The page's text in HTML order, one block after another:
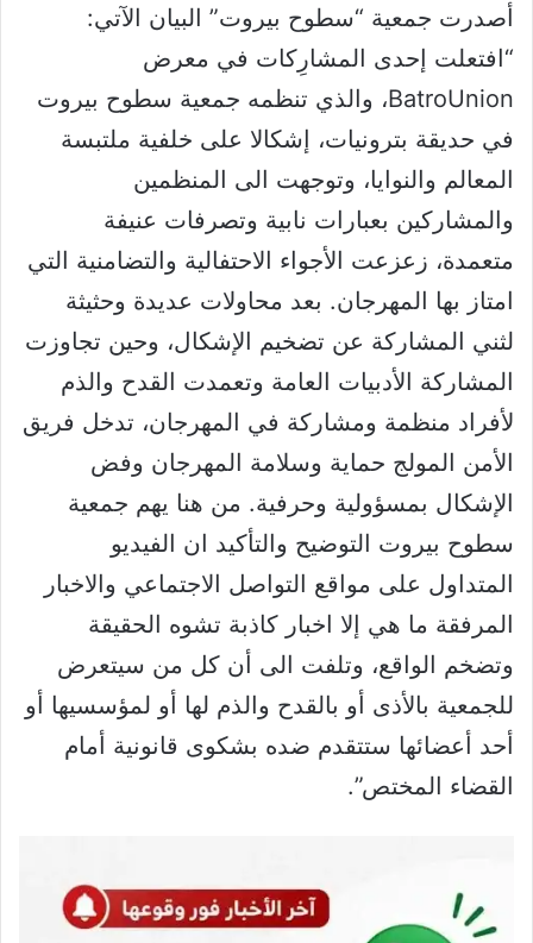
أصدرت جمعية “سطوح بيروت” البيان الآتي:
“افتعلت إحدى المشارِكات في معرض
BatroUnion، والذي تنظمه جمعية سطوح بيروت
في حديقة بترونيات، إشكالا على خلفية ملتبسة
المعالم والنوايا، وتوجهت الى المنظمين
والمشاركين بعبارات نابية وتصرفات عنيفة
متعمدة، زعزعت الأجواء الاحتفالية والتضامنية التي
امتاز بها المهرجان. بعد محاولات عديدة وحثيثة
لثني المشاركة عن تضخيم الإشكال، وحين تجاوزت
المشاركة الأدبيات العامة وتعمدت القدح والذم
لأفراد منظمة ومشاركة في المهرجان، تدخل فريق
الأمن المولج حماية وسلامة المهرجان وفض
الإشكال بمسؤولية وحرفية. من هنا يهم جمعية
سطوح بيروت التوضيح والتأكيد ان الفيديو
المتداول على مواقع التواصل الاجتماعي والاخبار
المرفقة ما هي إلا اخبار كاذبة تشوه الحقيقة
وتضخم الواقع، وتلفت الى أن كل من سيتعرض
للجمعية بالأذى أو بالقدح والذم لها أو لمؤسسيها أو
أحد أعضائها ستتقدم ضده بشكوى قانونية أمام
القضاء المختص”.